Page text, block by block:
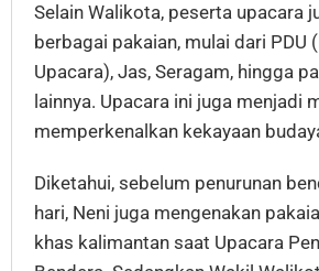
Selain Walikota, peserta upacara
berbagai pakaian, mulai dari PDU
Upacara), Jas, Seragam, hingga
lainnya. Upacara ini juga menjadi
memperkenalkan kekayaan
Diketahui, sebelum penurunan
hari, Neni juga mengenakan
khas kalimantan saat Upacara